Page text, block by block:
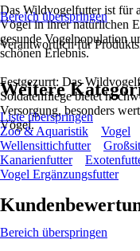
Das Wildvogelfutter ist für
Vögel in ihrer natürlichen
gesunde Vogelpopulation
schönen Erlebnis.
Festgezurrt: Das
Soldatenfliege bietet
Versorgung, besonders
Vögel.
Bereich überspringen
Verantwortlich für
Weitere
Liste überspringen
Zoo & Aquaristik
Vogel
Wellensittichfutter
Kanarienfutter
Vogel Ergänzungsfutter
Bereich überspringen